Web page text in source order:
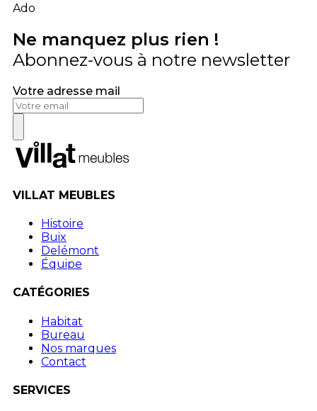
Ado
Ne manquez plus rien !
Abonnez-vous à notre newsletter
Votre adresse mail
VILLAT MEUBLES
Histoire
Buix
Delémont
Équipe
CATÉGORIES
Habitat
Bureau
Nos marques
Contact
SERVICES